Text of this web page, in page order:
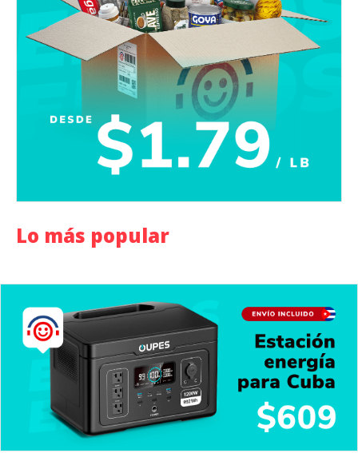
Lo más popular